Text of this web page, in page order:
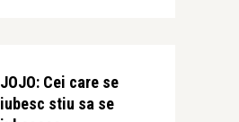
JOJO: Cei care se
iubesc stiu sa se